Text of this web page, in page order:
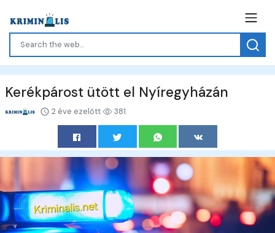
Kerékpárost ütött el Nyíregyházán
2 éve ezelőtt 381